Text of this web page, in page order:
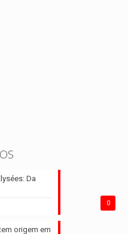
0
Da
origem em